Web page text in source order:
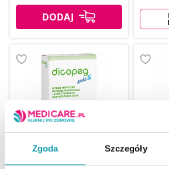
Zgoda Szczegóły
Dicopeg Endo Si do
oczyszczania jelit saszetki,